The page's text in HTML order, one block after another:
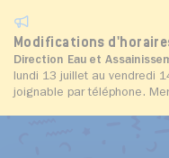
Modifications
Direction Eau et
lundi 13 juillet au vendredi
joignable par téléphone.